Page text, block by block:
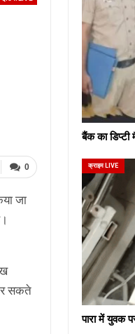
0
जा
सकते
बैंक का
क्राइम LIVE
पारा में युवक